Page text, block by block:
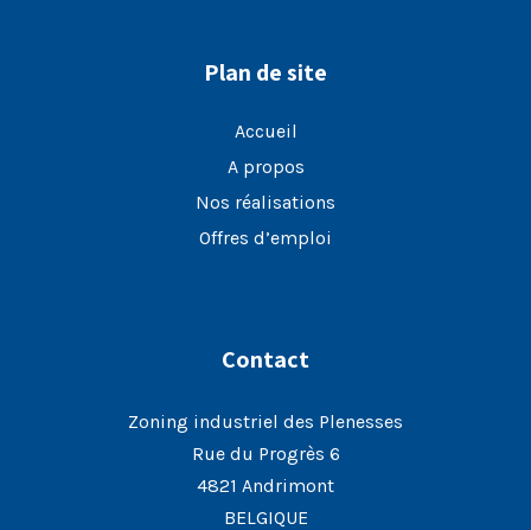
Plan de site
Accueil
A propos
Nos réalisations
Offres d’emploi
Contact
Zoning industriel des Plenesses
Rue du Progrès 6
4821 Andrimont
BELGIQUE